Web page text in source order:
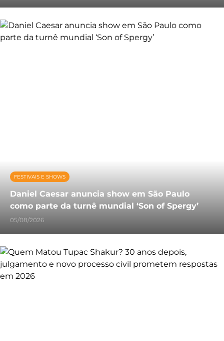
FESTIVAIS E SHOWS
Daniel Caesar anuncia show em São Paulo
como parte da turnê mundial ‘Son of Spergy’
05/08/2026